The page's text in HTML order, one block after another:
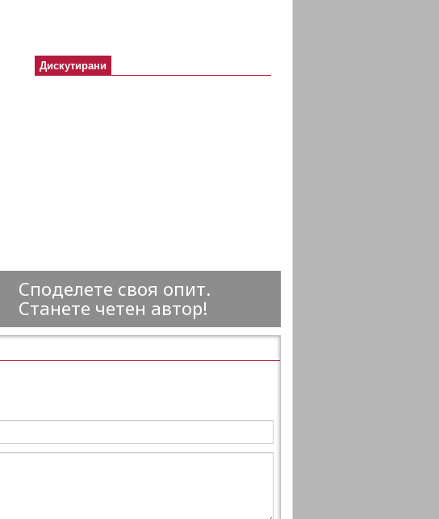
Дискутирани
Споделете своя опит.
Станете четен автор!